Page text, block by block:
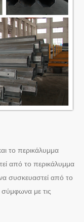
το περικάλυμμα
από το περικάλυμμα
συσκευαστεί από το
σύμφωνα με τις